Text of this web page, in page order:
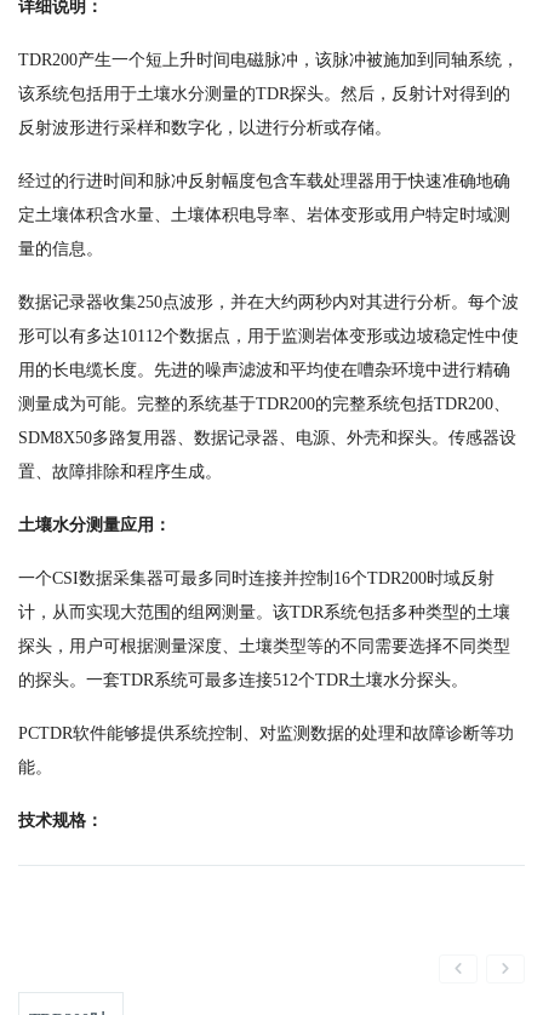
详细说明：
TDR200产生一个短上升时间电磁脉冲，该脉冲被施加到同轴系统，
该系统包括用于土壤水分测量的TDR探头。然后，反射计对得到的
反射波形进行采样和数字化，以进行分析或存储。
经过的行进时间和脉冲反射幅度包含车载处理器用于快速准确地确
定土壤体积含水量、土壤体积电导率、岩体变形或用户特定时域测
量的信息。
数据记录器收集250点波形，并在大约两秒内对其进行分析。每个波
形可以有多达10112个数据点，用于监测岩体变形或边坡稳定性中使
用的长电缆长度。先进的噪声滤波和平均使在嘈杂环境中进行精确
测量成为可能。完整的系统基于TDR200的完整系统包括TDR200、
SDM8X50多路复用器、数据记录器、电源、外壳和探头。传感器设
置、故障排除和程序生成。
土壤水分测量应用：
一个CSI数据采集器可最多同时连接并控制16个TDR200时域反射
计，从而实现大范围的组网测量。该TDR系统包括多种类型的土壤
探头，用户可根据测量深度、土壤类型等的不同需要选择不同类型
的探头。一套TDR系统可最多连接512个TDR土壤水分探头。
PCTDR软件能够提供系统控制、对监测数据的处理和故障诊断等功
能。
技术规格：